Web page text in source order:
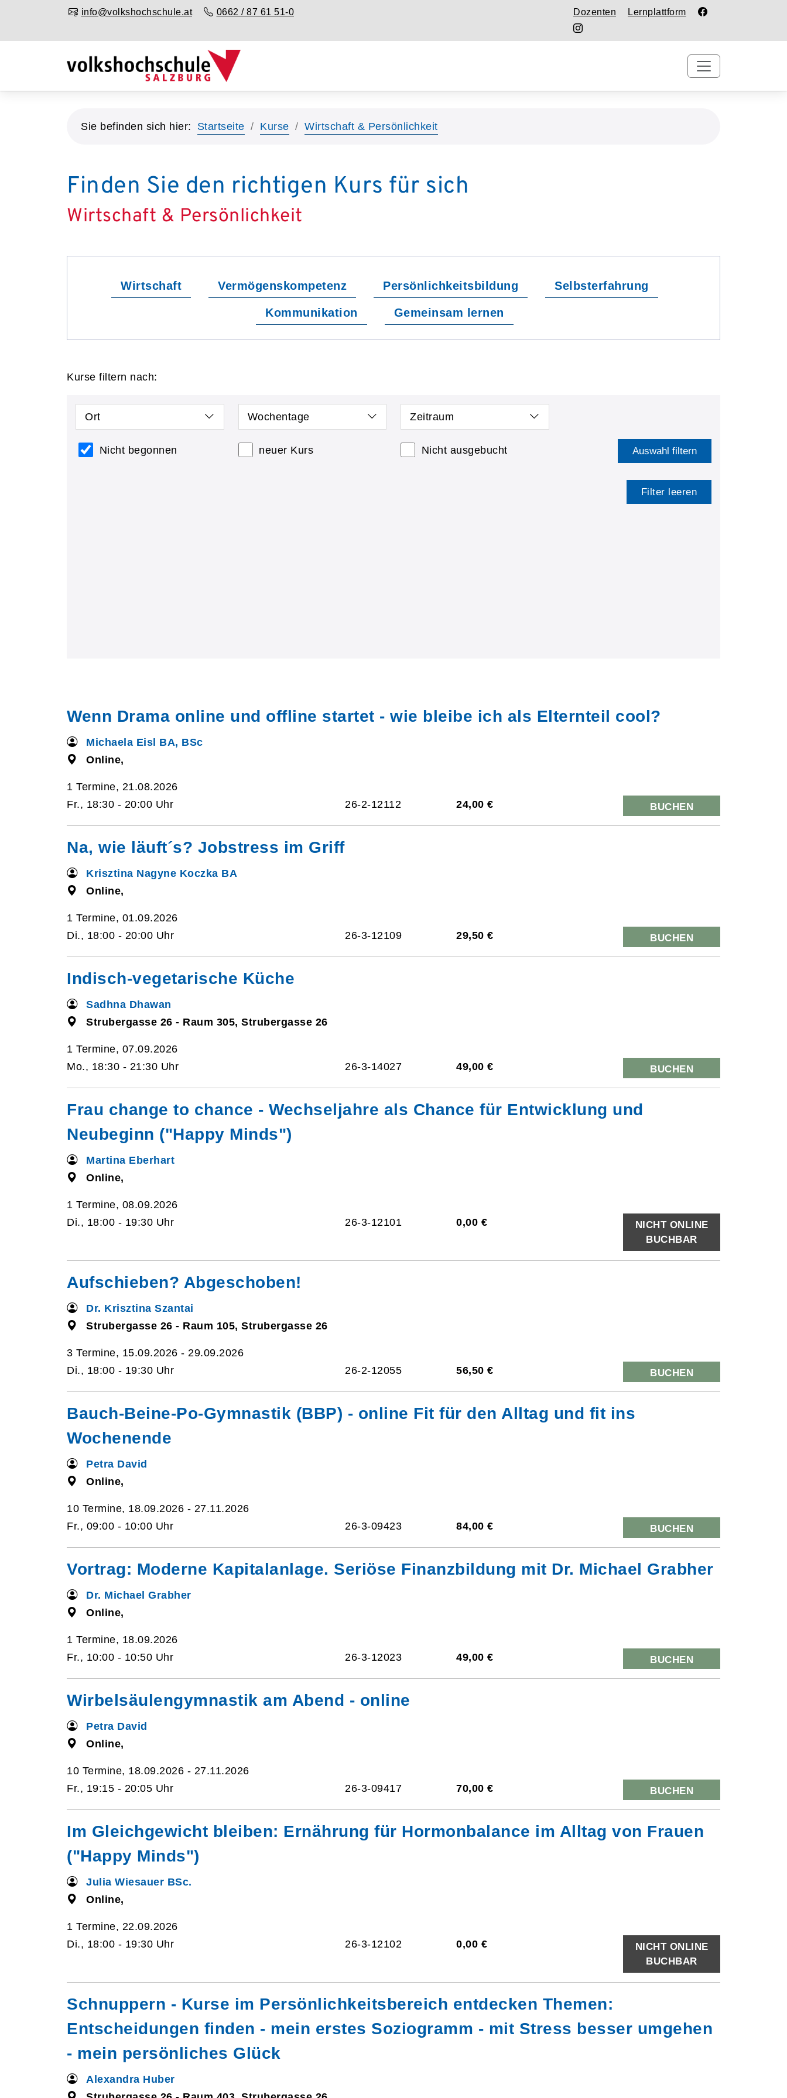
info@volkshochschule.at 0662 / 87 61 51-0 Dozenten Lernplattform
Sie befinden sich hier: Startseite Kurse Wirtschaft & Persönlichkeit
Finden Sie den richtigen Kurs für sich
Wirtschaft & Persönlichkeit
Wirtschaft Vermögenskompetenz Persönlichkeitsbildung Selbsterfahrung
Kommunikation Gemeinsam lernen
Kurse filtern nach:
Ort Wochentage Zeitraum
Nicht begonnen neuer Kurs Nicht ausgebucht Auswahl filtern
Filter leeren
Wenn Drama online und offline startet - wie bleibe ich als Elternteil cool?
Michaela Eisl BA, BSc
Online,
1 Termine, 21.08.2026
Fr., 18:30 - 20:00 Uhr
26-2-12112 24,00 € BUCHEN
Na, wie läuft´s? Jobstress im Griff
Krisztina Nagyne Koczka BA
Online,
1 Termine, 01.09.2026
Di., 18:00 - 20:00 Uhr
26-3-12109 29,50 € BUCHEN
Indisch-vegetarische Küche
Sadhna Dhawan
Strubergasse 26 - Raum 305, Strubergasse 26
1 Termine, 07.09.2026
Mo., 18:30 - 21:30 Uhr
26-3-14027 49,00 € BUCHEN
Frau change to chance - Wechseljahre als Chance für Entwicklung und
Neubeginn ("Happy Minds")
Martina Eberhart
Online,
1 Termine, 08.09.2026
Di., 18:00 - 19:30 Uhr
26-3-12101 0,00 €
NICHT ONLINE
BUCHBAR
Aufschieben? Abgeschoben!
Dr. Krisztina Szantai
Strubergasse 26 - Raum 105, Strubergasse 26
3 Termine, 15.09.2026 - 29.09.2026
Di., 18:00 - 19:30 Uhr
26-2-12055 56,50 € BUCHEN
Bauch-Beine-Po-Gymnastik (BBP) - online Fit für den Alltag und fit ins
Wochenende
Petra David
Online,
10 Termine, 18.09.2026 - 27.11.2026
Fr., 09:00 - 10:00 Uhr
26-3-09423 84,00 € BUCHEN
Vortrag: Moderne Kapitalanlage. Seriöse Finanzbildung mit Dr. Michael Grabher
Dr. Michael Grabher
Online,
1 Termine, 18.09.2026
Fr., 10:00 - 10:50 Uhr
26-3-12023 49,00 € BUCHEN
Wirbelsäulengymnastik am Abend - online
Petra David
Online,
10 Termine, 18.09.2026 - 27.11.2026
Fr., 19:15 - 20:05 Uhr
26-3-09417 70,00 € BUCHEN
Im Gleichgewicht bleiben: Ernährung für Hormonbalance im Alltag von Frauen
("Happy Minds")
Julia Wiesauer BSc.
Online,
1 Termine, 22.09.2026
Di., 18:00 - 19:30 Uhr
26-3-12102 0,00 €
NICHT ONLINE
BUCHBAR
Schnuppern - Kurse im Persönlichkeitsbereich entdecken Themen:
Entscheidungen finden - mein erstes Soziogramm - mit Stress besser umgehen
- mein persönliches Glück
Alexandra Huber